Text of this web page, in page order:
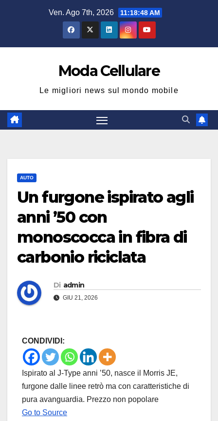
Ven. Ago 7th, 2026 11:18:49 AM
Moda Cellulare
Le migliori news sul mondo mobile
AUTO
Un furgone ispirato agli
anni ’50 con
monoscocca in fibra di
carbonio riciclata
Di admin
GIU 21, 2026
CONDIVIDI:
Ispirato al J-Type anni ’50, nasce il Morris JE,
furgone dalle linee retrò ma con caratteristiche di
pura avanguardia. Prezzo non popolare
Go to Source